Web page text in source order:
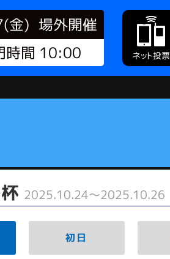
金) 場外開催
時間 10:00
ネット投票
2025.10.24～2025.10.26
初日